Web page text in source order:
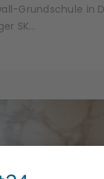
Grundschule
SK…